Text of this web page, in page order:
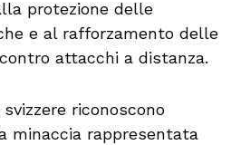
protezione delle
e al rafforzamento delle
attacchi a distanza.
riconoscono
minaccia rappresentata